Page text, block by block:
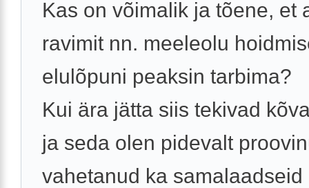
Kas on võimalik ja tõene, et
ravimit nn. meeleolu
elulõpuni peaksin tarbima?
Kui ära jätta siis tekivad
ja seda olen pidevalt
vahetanud ka samalaadseid